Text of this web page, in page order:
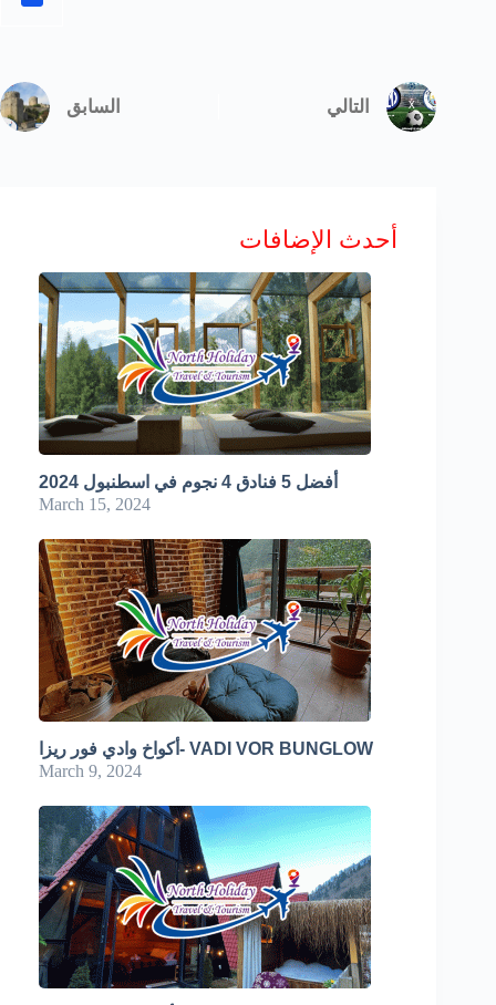
أحدث الإضافات
أفضل 5 فنادق 4 نجوم في اسطنبول 2024
March 15, 2024
أكواخ وادي فور ريزا- VADI VOR BUNGLOW
March 9, 2024